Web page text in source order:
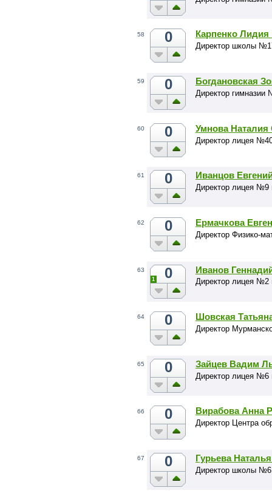
58 0 Карпенко Лидия
Директор школы
59 0 Богдановская
Директор гимназии
60 0 Умнова Наталия
Директор лицея
61 0 Иванцов
Директор лицея №9
62 0 Ермачкова
Директор Физико-
63 0
1
Иванов
Директор лицея №2
64 0 Шовская
Директор
65 0 Зайцев Вадим
Директор лицея №6
66 0 Вирабова Анна
Директор Центра
67 0 Гурьева
Директор школы